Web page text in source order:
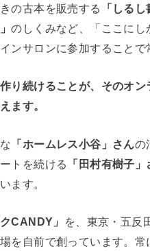
の古本を販売する 「しるし
のしくみなど、「ここに
ンサロンに参加することで
り続けることが、そのオ
ます。
「ホームレス小谷」さんの
トを続ける
「田村有樹子」
ます。
CANDY」
を、東京・五反
を自前で創っています。